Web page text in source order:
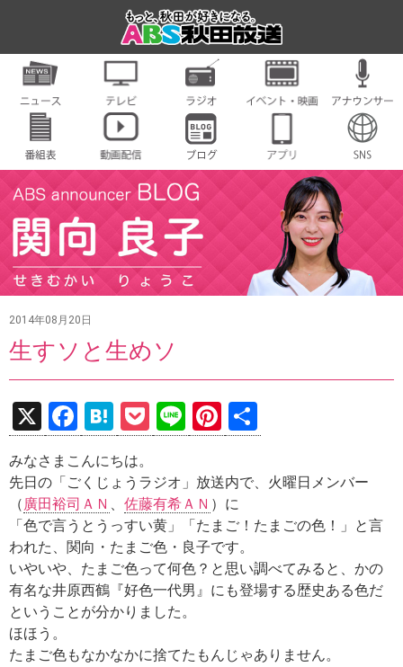
2014年08月20日
生すソと生めソ
X
F
a
ce
b
o
o
k
H
at
e
n
a
P
o
ck
et
Li
n
e
Pi
nt
er
es
t
有
みなさまこんにちは。
先日の「ごくじょうラジオ」放送内で、火曜日メンバー
（ 廣田裕司ＡＮ 、 佐藤有希ＡＮ ）に
「色で言うとうっすい黄」「たまご！たまごの色！」と言
われた、関向・たまご色・良子です。
いやいや、たまご色って何色？と思い調べてみると、かの
有名な井原西鶴『好色一代男』にも登場する歴史ある色だ
ということが分かりました。
ほほう。
たまご色もなかなかに捨てたもんじゃありません。